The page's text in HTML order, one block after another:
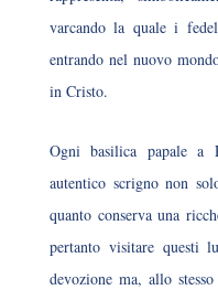
varcando la quale i
entrando nel nuovo
in Cristo.
Ogni basilica papale a
autentico scrigno non
quanto conserva una
pertanto visitare questi
devozione ma, allo